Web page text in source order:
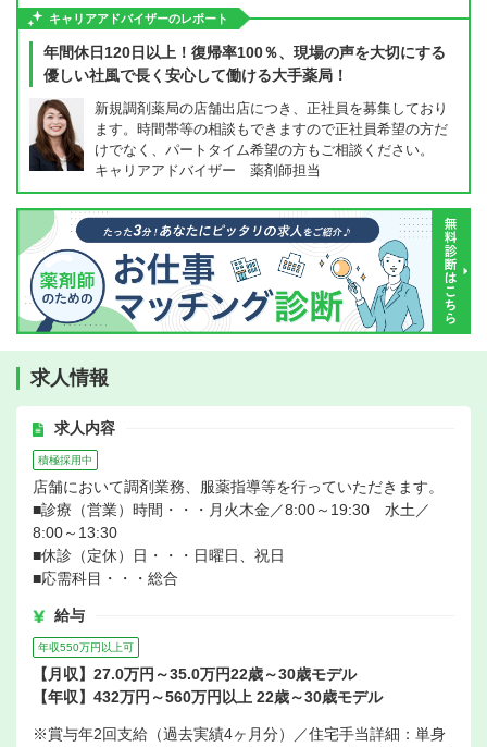
キャリアアドバイザーのレポート
年間休日120日以上！復帰率100％、現場の声を大切にする
優しい社風で長く安心して働ける大手薬局！
新規調剤薬局の店舗出店につき、正社員を募集しており
ます。時間帯等の相談もできますので正社員希望の方だ
けでなく、パートタイム希望の方もご相談ください。
キャリアアドバイザー 薬剤師担当
求人情報
求人内容
積極採用中
店舗において調剤業務、服薬指導等を行っていただきます。
■診療（営業）時間・・・月火木金／8:00～19:30 水土／
8:00～13:30
■休診（定休）日・・・日曜日、祝日
■応需科目・・・総合
給与
年収550万円以上可
【月収】27.0万円～35.0万円22歳～30歳モデル
【年収】432万円～560万円以上 22歳～30歳モデル
※賞与年2回支給（過去実績4ヶ月分）／住宅手当詳細：単身